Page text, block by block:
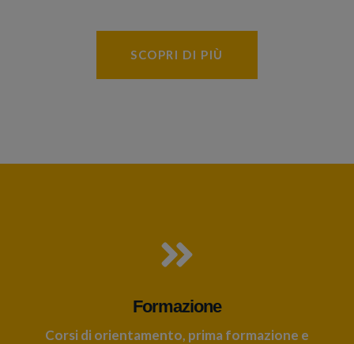
SCOPRI DI PIÙ
Formazione
Corsi di orientamento, prima formazione e